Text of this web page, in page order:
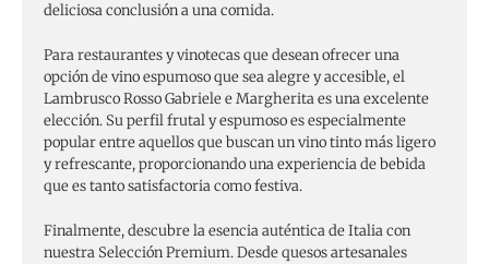
deliciosa conclusión a una comida.
Para restaurantes y vinotecas que desean ofrecer una
opción de vino espumoso que sea alegre y accesible, el
Lambrusco Rosso Gabriele e Margherita es una excelente
elección. Su perfil frutal y espumoso es especialmente
popular entre aquellos que buscan un vino tinto más ligero
y refrescante, proporcionando una experiencia de bebida
que es tanto satisfactoria como festiva.
Finalmente, descubre la esencia auténtica de Italia con
nuestra Selección Premium. Desde quesos artesanales